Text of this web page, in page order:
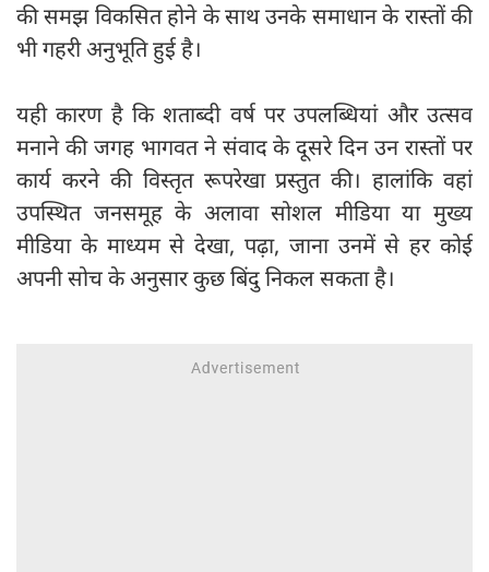
की समझ विकसित होने के साथ उनके समाधान के रास्तों की
भी गहरी अनुभूति हुई है।
यही कारण है कि शताब्दी वर्ष पर उपलब्धियां और उत्सव
मनाने की जगह भागवत ने संवाद के दूसरे दिन उन रास्तों पर
कार्य करने की विस्तृत रूपरेखा प्रस्तुत की। हालांकि वहां
उपस्थित जनसमूह के अलावा सोशल मीडिया या मुख्य
मीडिया के माध्यम से देखा, पढ़ा, जाना उनमें से हर कोई
अपनी सोच के अनुसार कुछ बिंदु निकल सकता है।